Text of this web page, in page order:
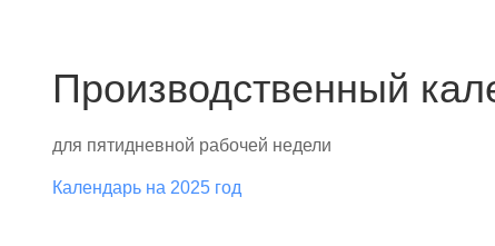
Производственный
для пятидневной рабочей недели
Календарь на 2025 год